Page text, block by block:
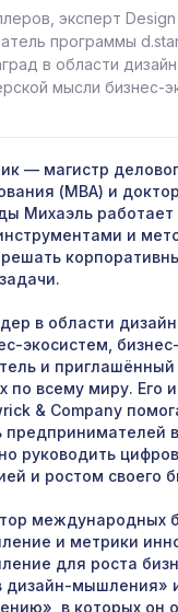
эксперт
программы
в области
мысли бизнес-
— магистр
(MBA) и
Михаэль
и
в области
экосистем, бизнес-
и приглашённый
по всему миру. Его
& Company
предпринимателей
руководить
и ростом своего
международных
и метрики
для роста
дизайн-мышления»
в которых он